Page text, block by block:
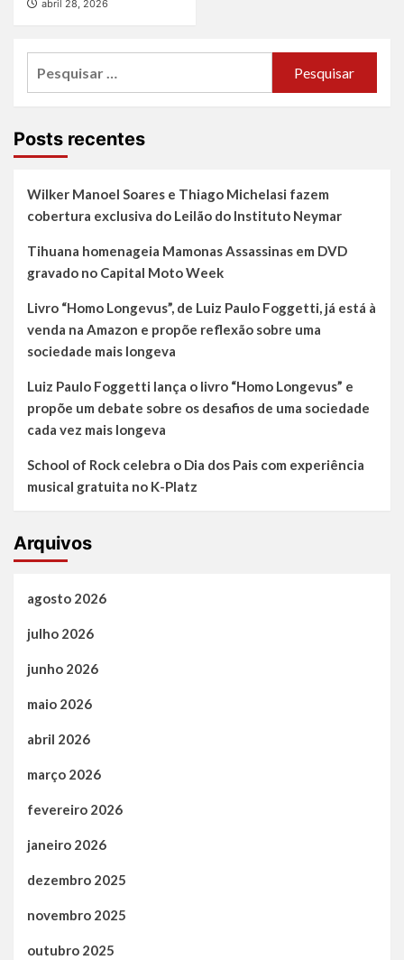
abril 28, 2026
Posts recentes
Wilker Manoel Soares e Thiago Michelasi fazem
cobertura exclusiva do Leilão do Instituto Neymar
Tihuana homenageia Mamonas Assassinas em DVD
gravado no Capital Moto Week
Livro “Homo Longevus”, de Luiz Paulo Foggetti, já está à
venda na Amazon e propõe reflexão sobre uma
sociedade mais longeva
Luiz Paulo Foggetti lança o livro “Homo Longevus” e
propõe um debate sobre os desafios de uma sociedade
cada vez mais longeva
School of Rock celebra o Dia dos Pais com experiência
musical gratuita no K-Platz
Arquivos
agosto 2026
julho 2026
junho 2026
maio 2026
abril 2026
março 2026
fevereiro 2026
janeiro 2026
dezembro 2025
novembro 2025
outubro 2025